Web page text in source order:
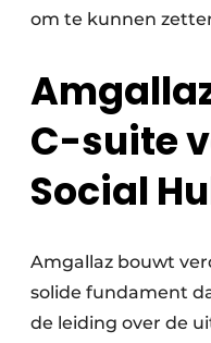
om te kunnen
C-suite
Social
Amgallaz bouwt
solide fundament
de leiding over de